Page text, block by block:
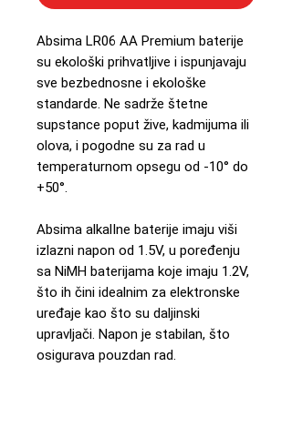
Absima LR06 AA Premium baterije
su ekološki prihvatljive i ispunjavaju
sve bezbednosne i ekološke
standarde. Ne sadrže štetne
supstance poput žive, kadmijuma ili
olova, i pogodne su za rad u
temperaturnom opsegu od -10° do
+50°.
Absima alkalIne baterije imaju viši
izlazni napon od 1.5V, u poređenju
sa NiMH baterijama koje imaju 1.2V,
što ih čini idealnim za elektronske
uređaje kao što su daljinski
upravljači. Napon je stabilan, što
osigurava pouzdan rad.